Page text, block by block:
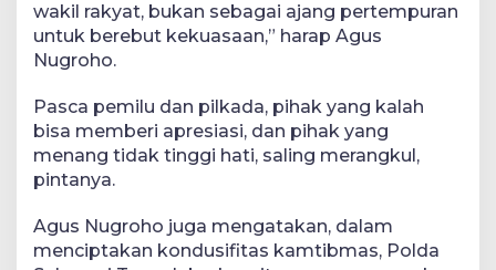
wakil rakyat, bukan sebagai ajang pertempuran
untuk berebut kekuasaan,” harap Agus
Nugroho.
Pasca pemilu dan pilkada, pihak yang kalah
bisa memberi apresiasi, dan pihak yang
menang tidak tinggi hati, saling merangkul,
pintanya.
Agus Nugroho juga mengatakan, dalam
menciptakan kondusifitas kamtibmas, Polda